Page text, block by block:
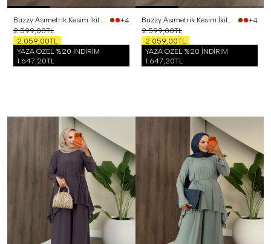
Buzzy Asımetrik Kesim İkili Takım Bej
+4
2.599,00TL
2.059,00TL
YAZA ÖZEL %20 İNDİRİM
1.647,20TL
Buzzy Asımetrik Kesim İkili Takım Kahverengi
+4
2.599,00TL
2.059,00TL
YAZA ÖZEL %20 İNDİRİM
1.647,20TL